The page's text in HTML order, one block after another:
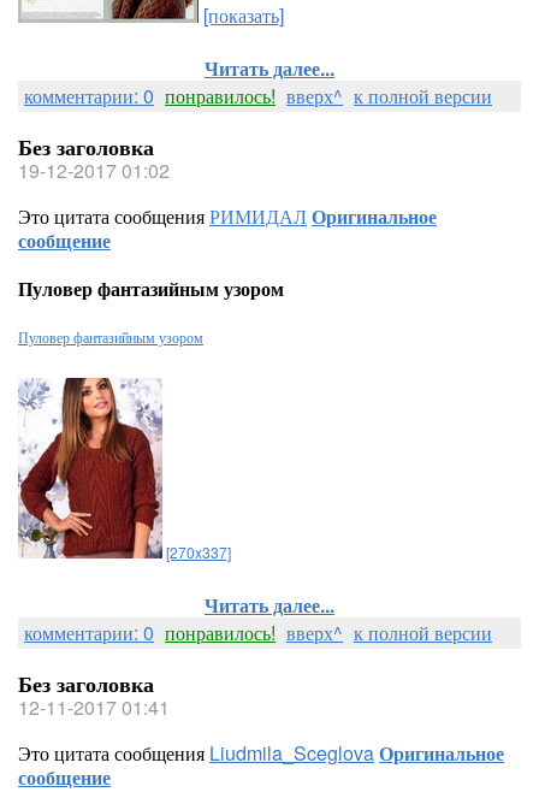
[показать]
Читать далее...
комментарии: 0 понравилось! вверх^ к полной версии
Без заголовка
19-12-2017 01:02
Это цитата сообщенияРИМИДАЛОригинальное
сообщение
Пуловер фантазийным узором
Пуловер фантазийным узором
[270x337]
Читать далее...
комментарии: 0 понравилось! вверх^ к полной версии
Без заголовка
12-11-2017 01:41
Это цитата сообщения Liudmila_SceglovaОригинальное
сообщение